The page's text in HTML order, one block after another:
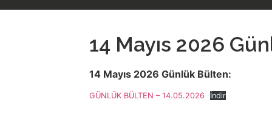
14 Mayıs 2026
14 Mayıs 2026 Günlük Bülten:
GÜNLÜK BÜLTEN – 14.05.2026 İndir